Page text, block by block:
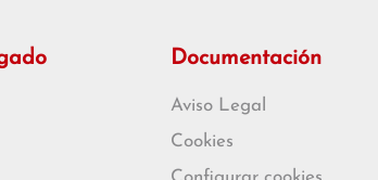
Documentación
Aviso Legal
Cookies